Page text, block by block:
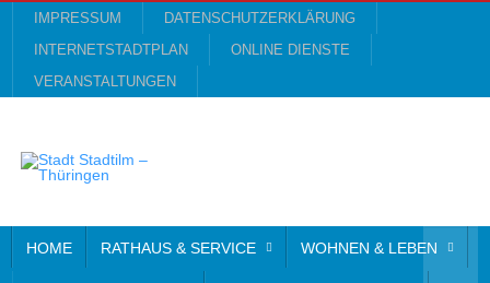
IMPRESSUM
DATENSCHUTZERKLÄRUNG
INTERNETSTADTPLAN
ONLINE DIENSTE
VERANSTALTUNGEN
HOME RATHAUS & SERVICE WOHNEN & LEBEN